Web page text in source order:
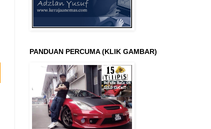
PANDUAN PERCUMA (KLIK GAMBAR)